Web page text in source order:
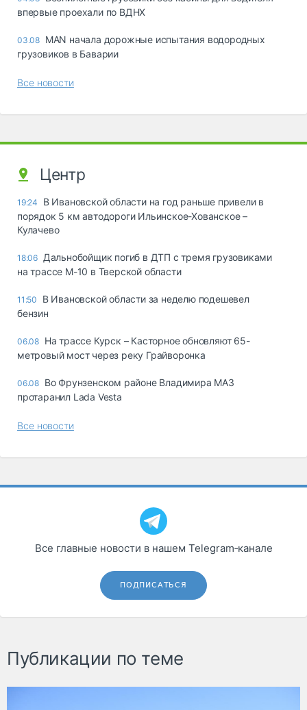
впервые проехали по ВДНХ
03.08 MAN начала дорожные испытания водородных
грузовиков в Баварии
Все новости
Центр
19:24
В Ивановской области на год раньше привели в
порядок 5 км автодороги Ильинское-Хованское –
Кулачево
18:06 Дальнобойщик погиб в ДТП с тремя грузовиками
на трассе М-10 в Тверской области
11:50
В Ивановской области за неделю подешевел
бензин
06.08 На трассе Курск – Касторное обновляют 65-
метровый мост через реку Грайворонка
06.08 Во Фрунзенском районе Владимира МАЗ
протаранил Lada Vesta
Все новости
Все главные новости в нашем Telegram‑канале
ПОДПИСАТЬСЯ
Публикации по теме